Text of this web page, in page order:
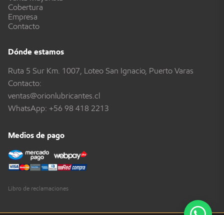
Cobertura
Empresa
Contacto
Dónde estamos
Ruta 5 Sur Km. 1007, Loteo San Ignacio, Puerto Varas
Contacto:
ventas@orionlubricantes.cl
WhatsApp: +56 98 418 2213
Medios de pago
Libro de reclamaciones